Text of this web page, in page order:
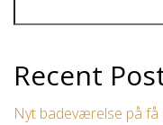
Recent
Nyt badeværelse på få